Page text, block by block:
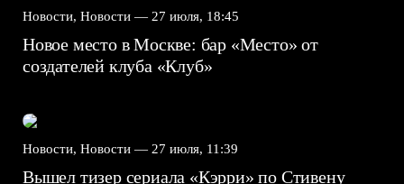
Новости, Новости — 27 июля, 18:45
Новое место в Москве: бар «Место» от
создателей клуба «Клуб»
Новости, Новости — 27 июля, 11:39
Вышел тизер сериала «Кэрри» по Стивену